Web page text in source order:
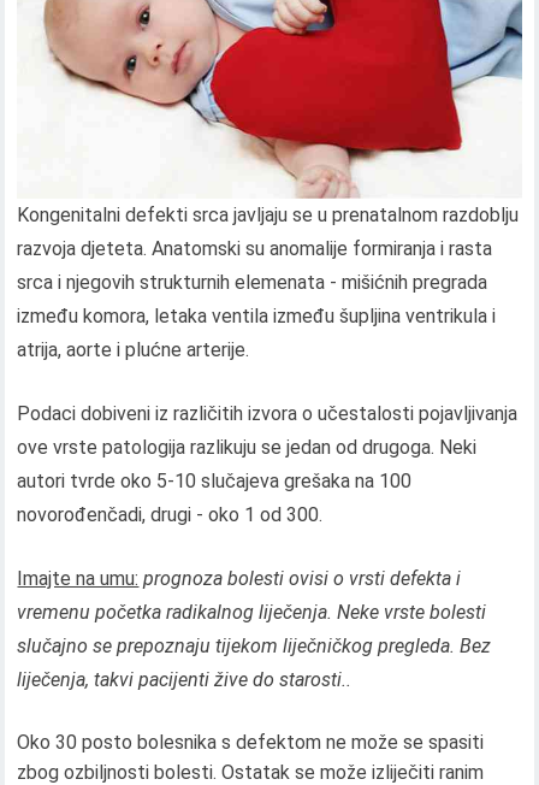
Kongenitalni defekti srca javljaju se u prenatalnom razdoblju
razvoja djeteta. Anatomski su anomalije formiranja i rasta
srca i njegovih strukturnih elemenata - mišićnih pregrada
između komora, letaka ventila između šupljina ventrikula i
atrija, aorte i plućne arterije.
Podaci dobiveni iz različitih izvora o učestalosti pojavljivanja
ove vrste patologija razlikuju se jedan od drugoga. Neki
autori tvrde oko 5-10 slučajeva grešaka na 100
novorođenčadi, drugi - oko 1 od 300.
Imajte na umu: prognoza bolesti ovisi o vrsti defekta i
vremenu početka radikalnog liječenja. Neke vrste bolesti
slučajno se prepoznaju tijekom liječničkog pregleda. Bez
liječenja, takvi pacijenti žive do starosti..
Oko 30 posto bolesnika s defektom ne može se spasiti
zbog ozbiljnosti bolesti. Ostatak se može izliječiti ranim